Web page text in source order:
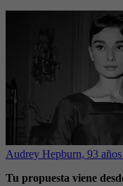
Audrey Hepburn, 93
Tu propuesta viene